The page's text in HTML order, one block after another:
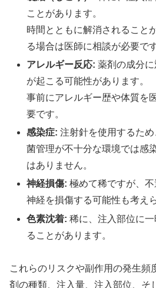
ことがあります。
時間とともに解消されること
る場合は医師に相談が必要です
アレルギー反応: 薬剤の成分
が起こる可能性があります。
事前にアレルギー歴や体質を
要です。
感染症: 注射針を使用するた
菌管理が不十分な環境では感
はありません。
神経損傷: 極めて稀ですが、
神経を損傷する可能性も考え
色素沈着: 稀に、注入部位に
ることがあります。
これらのリスクや副作用の発生頻
剤の種類、注入量、注入部位、そ